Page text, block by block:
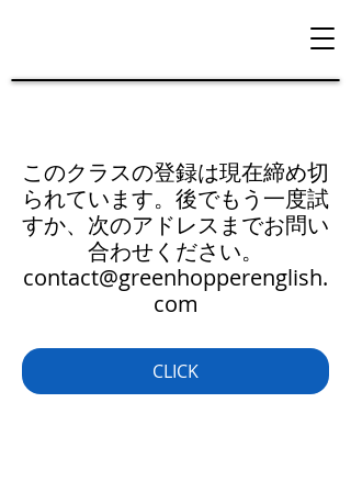
このクラスの登録は現在締め切
られています。後でもう一度試
すか、次のアドレスまでお問い
合わせください。
contact@greenhopperenglish.
com
CLICK